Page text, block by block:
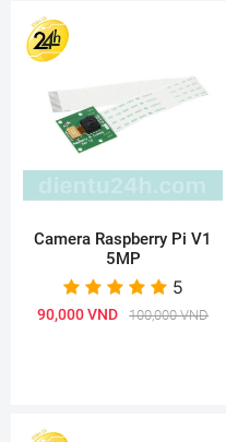
Camera Raspberry Pi V1
5MP
5
90,000 VND 100,000 VND